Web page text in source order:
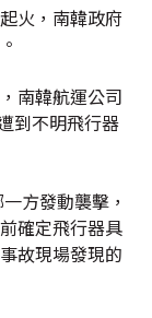
火，南韓政府
南韓航運公司
到不明飛行器
方發動襲擊，
確定飛行器具
故現場發現的